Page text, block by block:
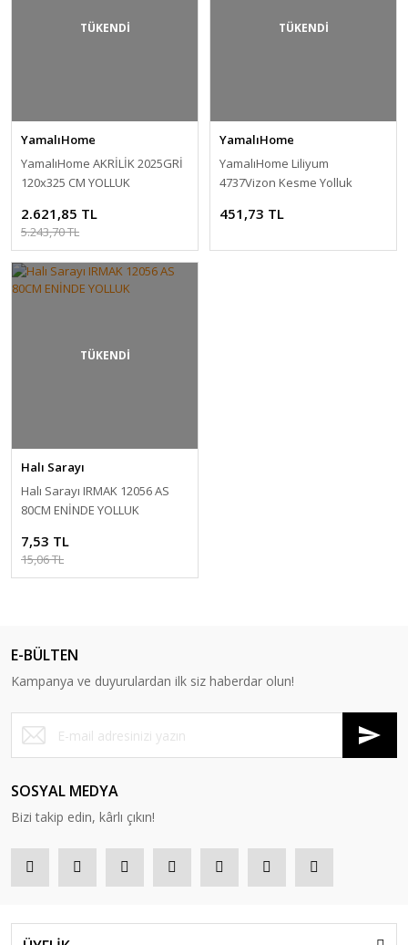
TÜKENDİ
YamalıHome
YamalıHome AKRİLİK 2025GRİ
120x325 CM YOLLUK
2.621,85 TL
5.243,70 TL
TÜKENDİ
YamalıHome
YamalıHome Liliyum
4737Vizon Kesme Yolluk
451,73 TL
TÜKENDİ
Halı Sarayı
Halı Sarayı IRMAK 12056 AS
80CM ENİNDE YOLLUK
7,53 TL
15,06 TL
E-BÜLTEN
Kampanya ve duyurulardan ilk siz haberdar olun!
SOSYAL MEDYA
Bizi takip edin, kârlı çıkın!